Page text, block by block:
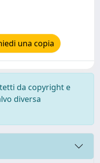
una copia
da copyright e
diversa